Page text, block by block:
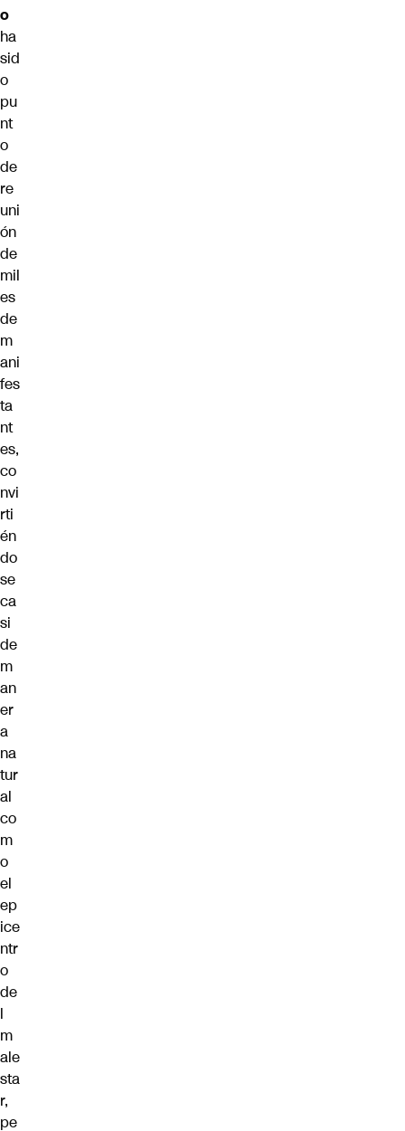
o
ha
sid
o
pu
nt
o
de
re
uni
ón
de
mil
es
de
m
ani
fes
ta
nt
es,
co
nvi
rti
én
do
se
ca
si
de
m
an
er
a
na
tur
al
co
m
o
el
ep
ice
ntr
o
de
l
m
ale
sta
r,
pe